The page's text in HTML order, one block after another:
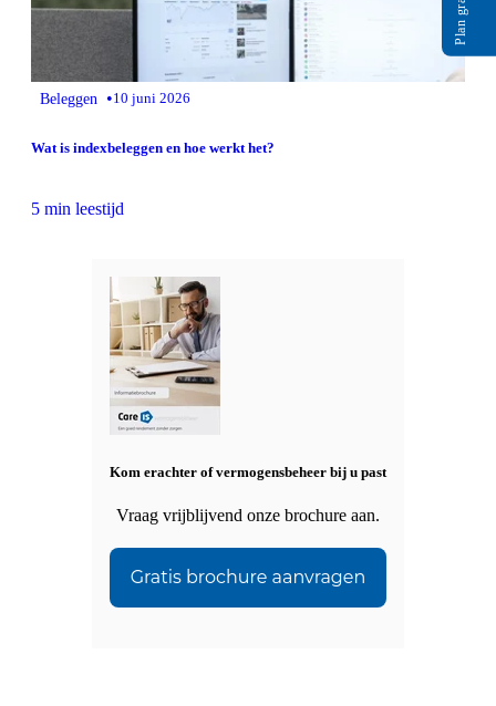
Beleggen •10 juni 2026
Wat is indexbeleggen en hoe werkt het?
5 min leestijd
Kom erachter of vermogensbeheer bij u past
Vraag vrijblijvend onze brochure aan.